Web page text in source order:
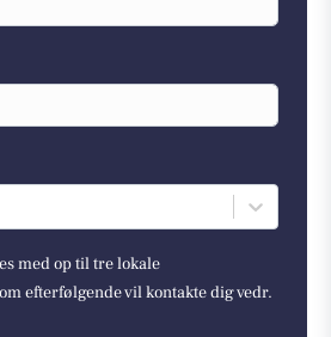
med op til tre lokale
efterfølgende vil kontakte dig vedr.